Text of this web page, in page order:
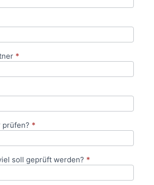
*
prüfen? *
soll geprüft werden? *